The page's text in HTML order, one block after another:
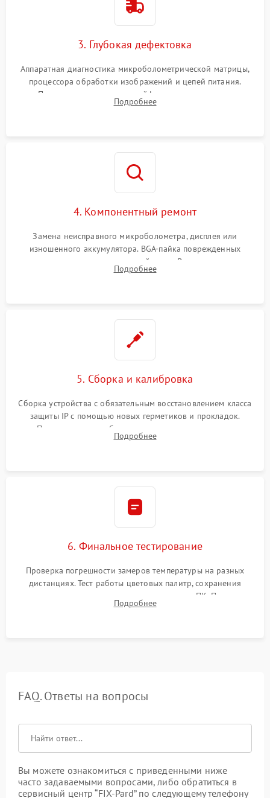
3. Глубокая дефектовка
Аппаратная диагностика микроболометрической матрицы,
процессора обработки изображений и цепей питания.
Проверка целостности шлейфов, модуля памяти и
интерфейсов связи. Выявление сгоревших SMD-компонентов
Подробнее
4. Компонентный ремонт
Замена неисправного микроболометра, дисплея или
изношенного аккумулятора. BGA-пайка поврежденных
контроллеров на материнской плате. Восстановление
разъемов и кнопок, замена поврежденных элементов
Подробнее
5. Сборка и калибровка
Сборка устройства с обязательным восстановлением класса
защиты IP с помощью новых герметиков и прокладок.
Программная калибровка матрицы по эталонному
абсолютно черному телу для точного измерения температур.
Подробнее
6. Финальное тестирование
Проверка погрешности замеров температуры на разных
дистанциях. Тест работы цветовых палитр, сохранения
термограмм в память и передачи данных на ПК. Проверка
автономности работы и итоговый контроль качества.
Подробнее
FAQ. Ответы на вопросы
Вы можете ознакомиться с приведенными ниже
часто задаваемыми вопросами, либо обратиться в
сервисный центр “FIX-Pard” по следующему телефону